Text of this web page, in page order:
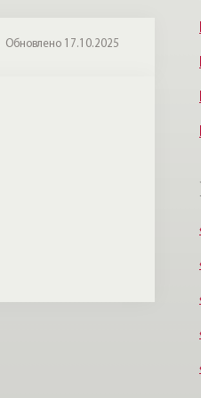
Обновлено 17.10.2025